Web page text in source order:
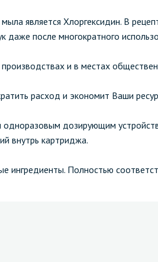
является Хлоргексидин. В
после многократного
и в местах
расход и экономит Ваши
дозирующим
внутрь картриджа.
ингредиенты. Полностью